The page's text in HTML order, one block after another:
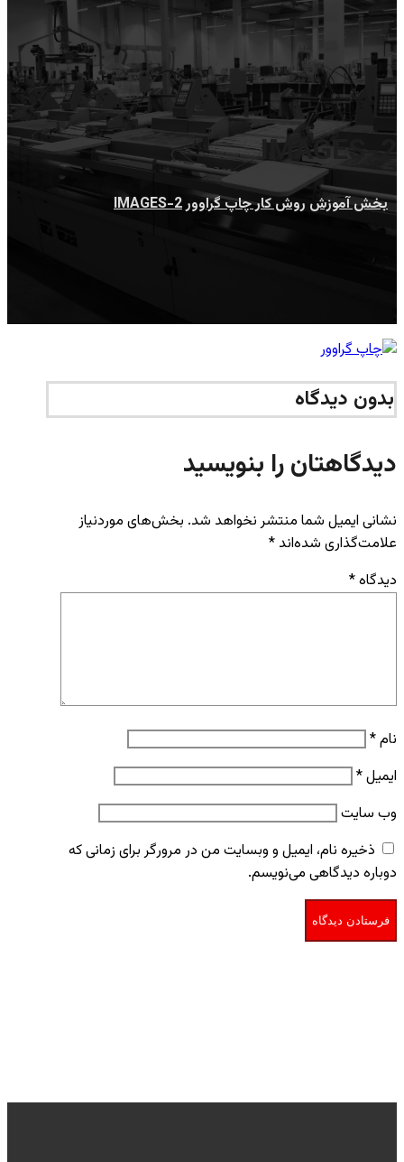
IMAGES-2
بخش آموزش روش کار چاپ گراوورIMAGES-2
بدون دیدگاه
دیدگاهتان را بنویسید
نشانی ایمیل شما منتشر نخواهد شد. بخش‌های موردنیاز
علامت‌گذاری شده‌اند *
دیدگاه*
نام*
ایمیل*
وب‌ سایت
ذخیره نام، ایمیل و وبسایت من در مرورگر برای زمانی که
دوباره دیدگاهی می‌نویسم.